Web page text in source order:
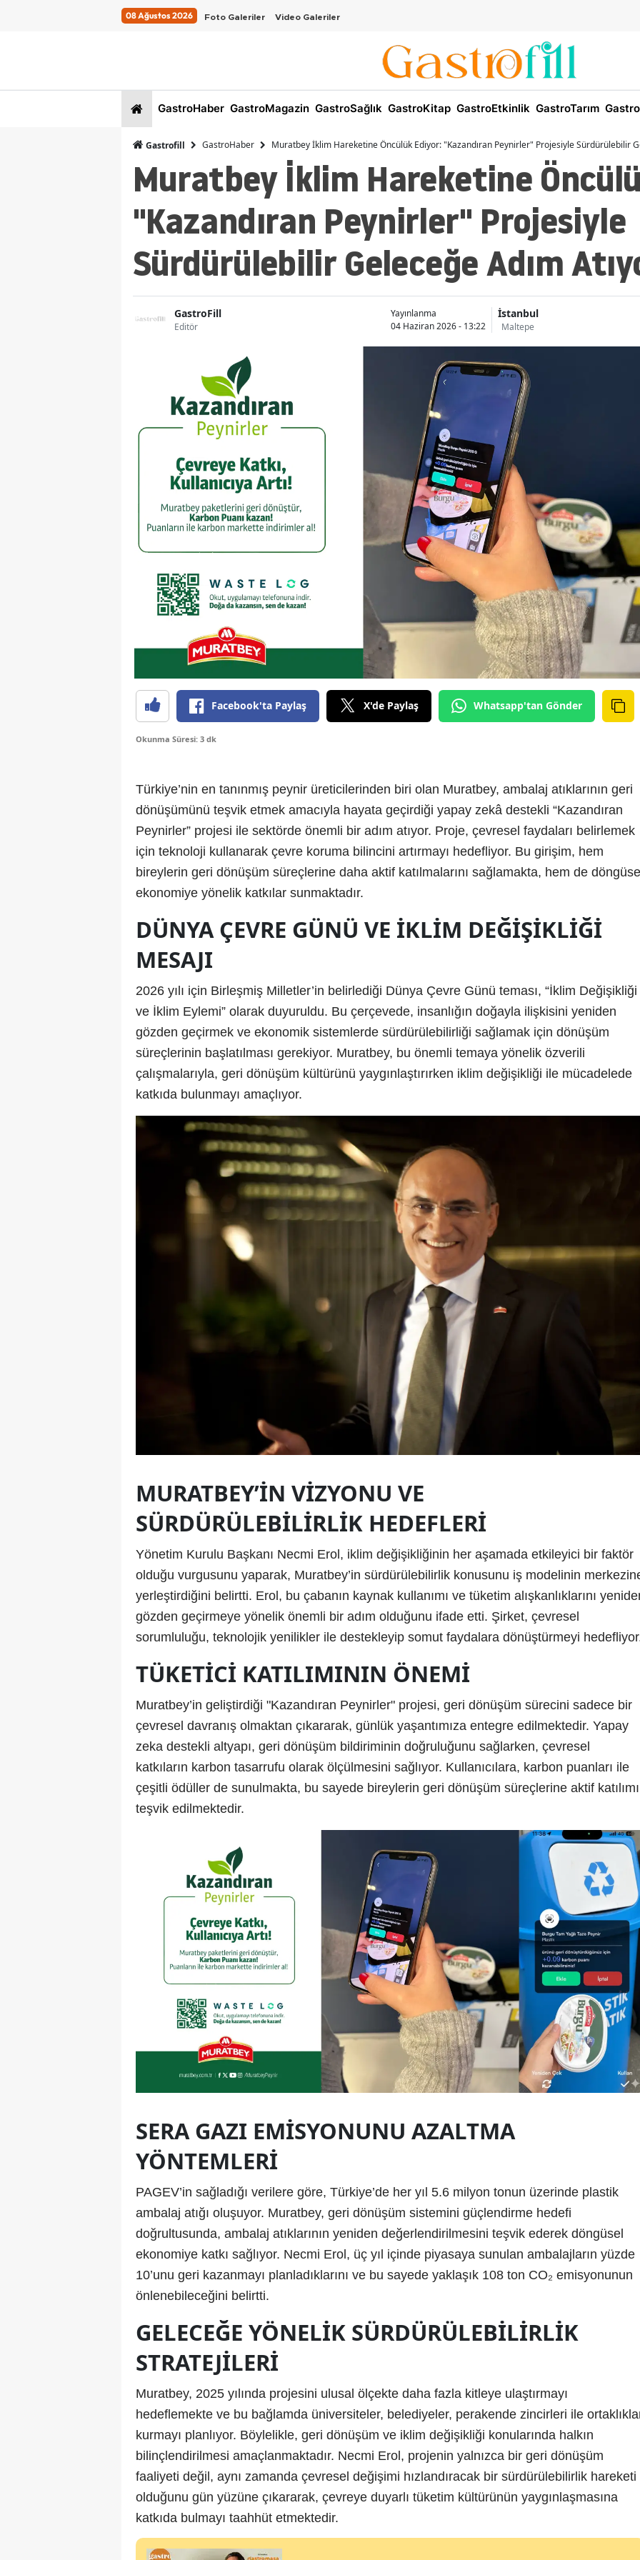
08 Ağustos 2026 Foto Galeriler Video Galeriler
GastroHaber GastroMagazin GastroSağlık GastroKitap GastroEtkinlik GastroTarım
Gastrofill GastroHaber Muratbey İklim Hareketine Öncülük Ediyor: "Kazandıran Peynirler" Projesiyle Sürdürülebilir
Muratbey İklim Hareketine
"Kazandıran Peynirler" Projesiyle
Sürdürülebilir Geleceğe Adım
GastroFill
Editör
Yayınlanma
04 Haziran 2026 - 13:22
İstanbul
Maltepe
Facebook'ta Paylaş X'de Paylaş Whatsapp'tan Gönder
Okunma Süresi: 3 dk
Türkiye’nin en tanınmış peynir üreticilerinden biri olan Muratbey, ambalaj atıklarının geri
dönüşümünü teşvik etmek amacıyla hayata geçirdiği yapay zekâ destekli “Kazandıran
Peynirler” projesi ile sektörde önemli bir adım atıyor. Proje, çevresel faydaları belirlemek
için teknoloji kullanarak çevre koruma bilincini artırmayı hedefliyor. Bu girişim, hem
bireylerin geri dönüşüm süreçlerine daha aktif katılmalarını sağlamakta, hem de
ekonomiye yönelik katkılar sunmaktadır.
DÜNYA ÇEVRE GÜNÜ VE İKLIM DEĞIŞIKLIĞI
MESAJI
2026 yılı için Birleşmiş Milletler’in belirlediği Dünya Çevre Günü teması, “İklim Değişikliği
ve İklim Eylemi” olarak duyuruldu. Bu çerçevede, insanlığın doğayla ilişkisini yeniden
gözden geçirmek ve ekonomik sistemlerde sürdürülebilirliği sağlamak için dönüşüm
süreçlerinin başlatılması gerekiyor. Muratbey, bu önemli temaya yönelik özverili
çalışmalarıyla, geri dönüşüm kültürünü yaygınlaştırırken iklim değişikliği ile mücadelede
katkıda bulunmayı amaçlıyor.
MURATBEY’IN VIZYONU VE
SÜRDÜRÜLEBILIRLIK HEDEFLERI
Yönetim Kurulu Başkanı Necmi Erol, iklim değişikliğinin her aşamada etkileyici bir faktör
olduğu vurgusunu yaparak, Muratbey’in sürdürülebilirlik konusunu iş modelinin
yerleştirdiğini belirtti. Erol, bu çabanın kaynak kullanımı ve tüketim alışkanlıklarını
gözden geçirmeye yönelik önemli bir adım olduğunu ifade etti. Şirket, çevresel
sorumluluğu, teknolojik yenilikler ile destekleyip somut faydalara dönüştürmeyi
TÜKETICI KATILIMININ ÖNEMI
Muratbey’in geliştirdiği "Kazandıran Peynirler" projesi, geri dönüşüm sürecini sadece bir
çevresel davranış olmaktan çıkararak, günlük yaşantımıza entegre edilmektedir. Yapay
zeka destekli altyapı, geri dönüşüm bildiriminin doğruluğunu sağlarken, çevresel
katkıların karbon tasarrufu olarak ölçülmesini sağlıyor. Kullanıcılara, karbon puanları ile
çeşitli ödüller de sunulmakta, bu sayede bireylerin geri dönüşüm süreçlerine aktif katılımı
teşvik edilmektedir.
SERA GAZI EMISYONUNU AZALTMA
YÖNTEMLERI
PAGEV’in sağladığı verilere göre, Türkiye’de her yıl 5.6 milyon tonun üzerinde plastik
ambalaj atığı oluşuyor. Muratbey, geri dönüşüm sistemini güçlendirme hedefi
doğrultusunda, ambalaj atıklarının yeniden değerlendirilmesini teşvik ederek döngüsel
ekonomiye katkı sağlıyor. Necmi Erol, üç yıl içinde piyasaya sunulan ambalajların yüzde
10’unu geri kazanmayı planladıklarını ve bu sayede yaklaşık 108 ton CO₂ emisyonunun
önlenebileceğini belirtti.
GELECEĞE YÖNELIK SÜRDÜRÜLEBILIRLIK
STRATEJILERI
Muratbey, 2025 yılında projesini ulusal ölçekte daha fazla kitleye ulaştırmayı
hedeflemekte ve bu bağlamda üniversiteler, belediyeler, perakende zincirleri ile
kurmayı planlıyor. Böylelikle, geri dönüşüm ve iklim değişikliği konularında halkın
bilinçlendirilmesi amaçlanmaktadır. Necmi Erol, projenin yalnızca bir geri dönüşüm
faaliyeti değil, aynı zamanda çevresel değişimi hızlandıracak bir sürdürülebilirlik hareketi
olduğunu gün yüzüne çıkararak, çevreye duyarlı tüketim kültürünün yaygınlaşmasına
katkıda bulmayı taahhüt etmektedir.